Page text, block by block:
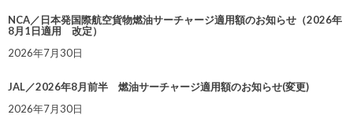
NCA／日本発国際航空貨物燃油サーチャージ適用額のお知らせ（2026年
8月1日適用 改定）
2026年7月30日
JAL／2026年8月前半 燃油サーチャージ適用額のお知らせ(変更)
2026年7月30日